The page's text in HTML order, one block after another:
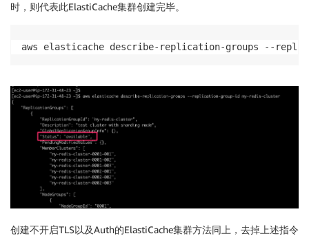
时，则代表此ElastiCache集群创建完毕。
aws elasticache describe-replication-groups --
创建不开启TLS以及Auth的ElastiCache集群方法同上，去掉上述指令